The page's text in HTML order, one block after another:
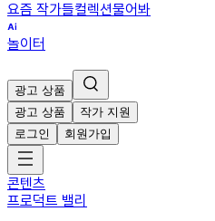
요즘 작가들컬렉션물어봐
놀이터
광고 상품
광고 상품
작가 지원
로그인
회원가입
콘텐츠
프로덕트 밸리